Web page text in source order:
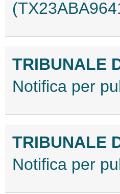
TRIBUNALE
Notifica per
TRIBUNALE
Notifica per